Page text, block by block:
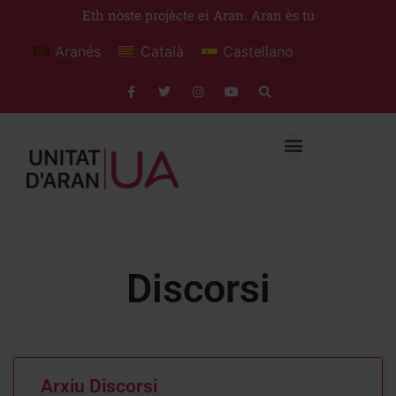
Eth nòste projècte ei Aran. Aran ès tu
Aranés Català Castellano
Discorsi
Arxiu Discorsi